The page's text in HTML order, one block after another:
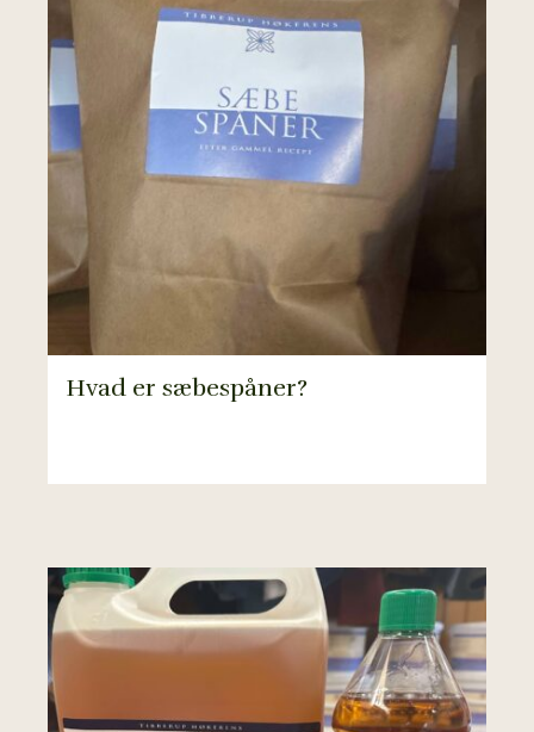
Hvad er sæbespåner?